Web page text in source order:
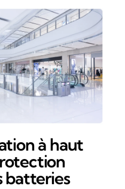
à haut
batteries